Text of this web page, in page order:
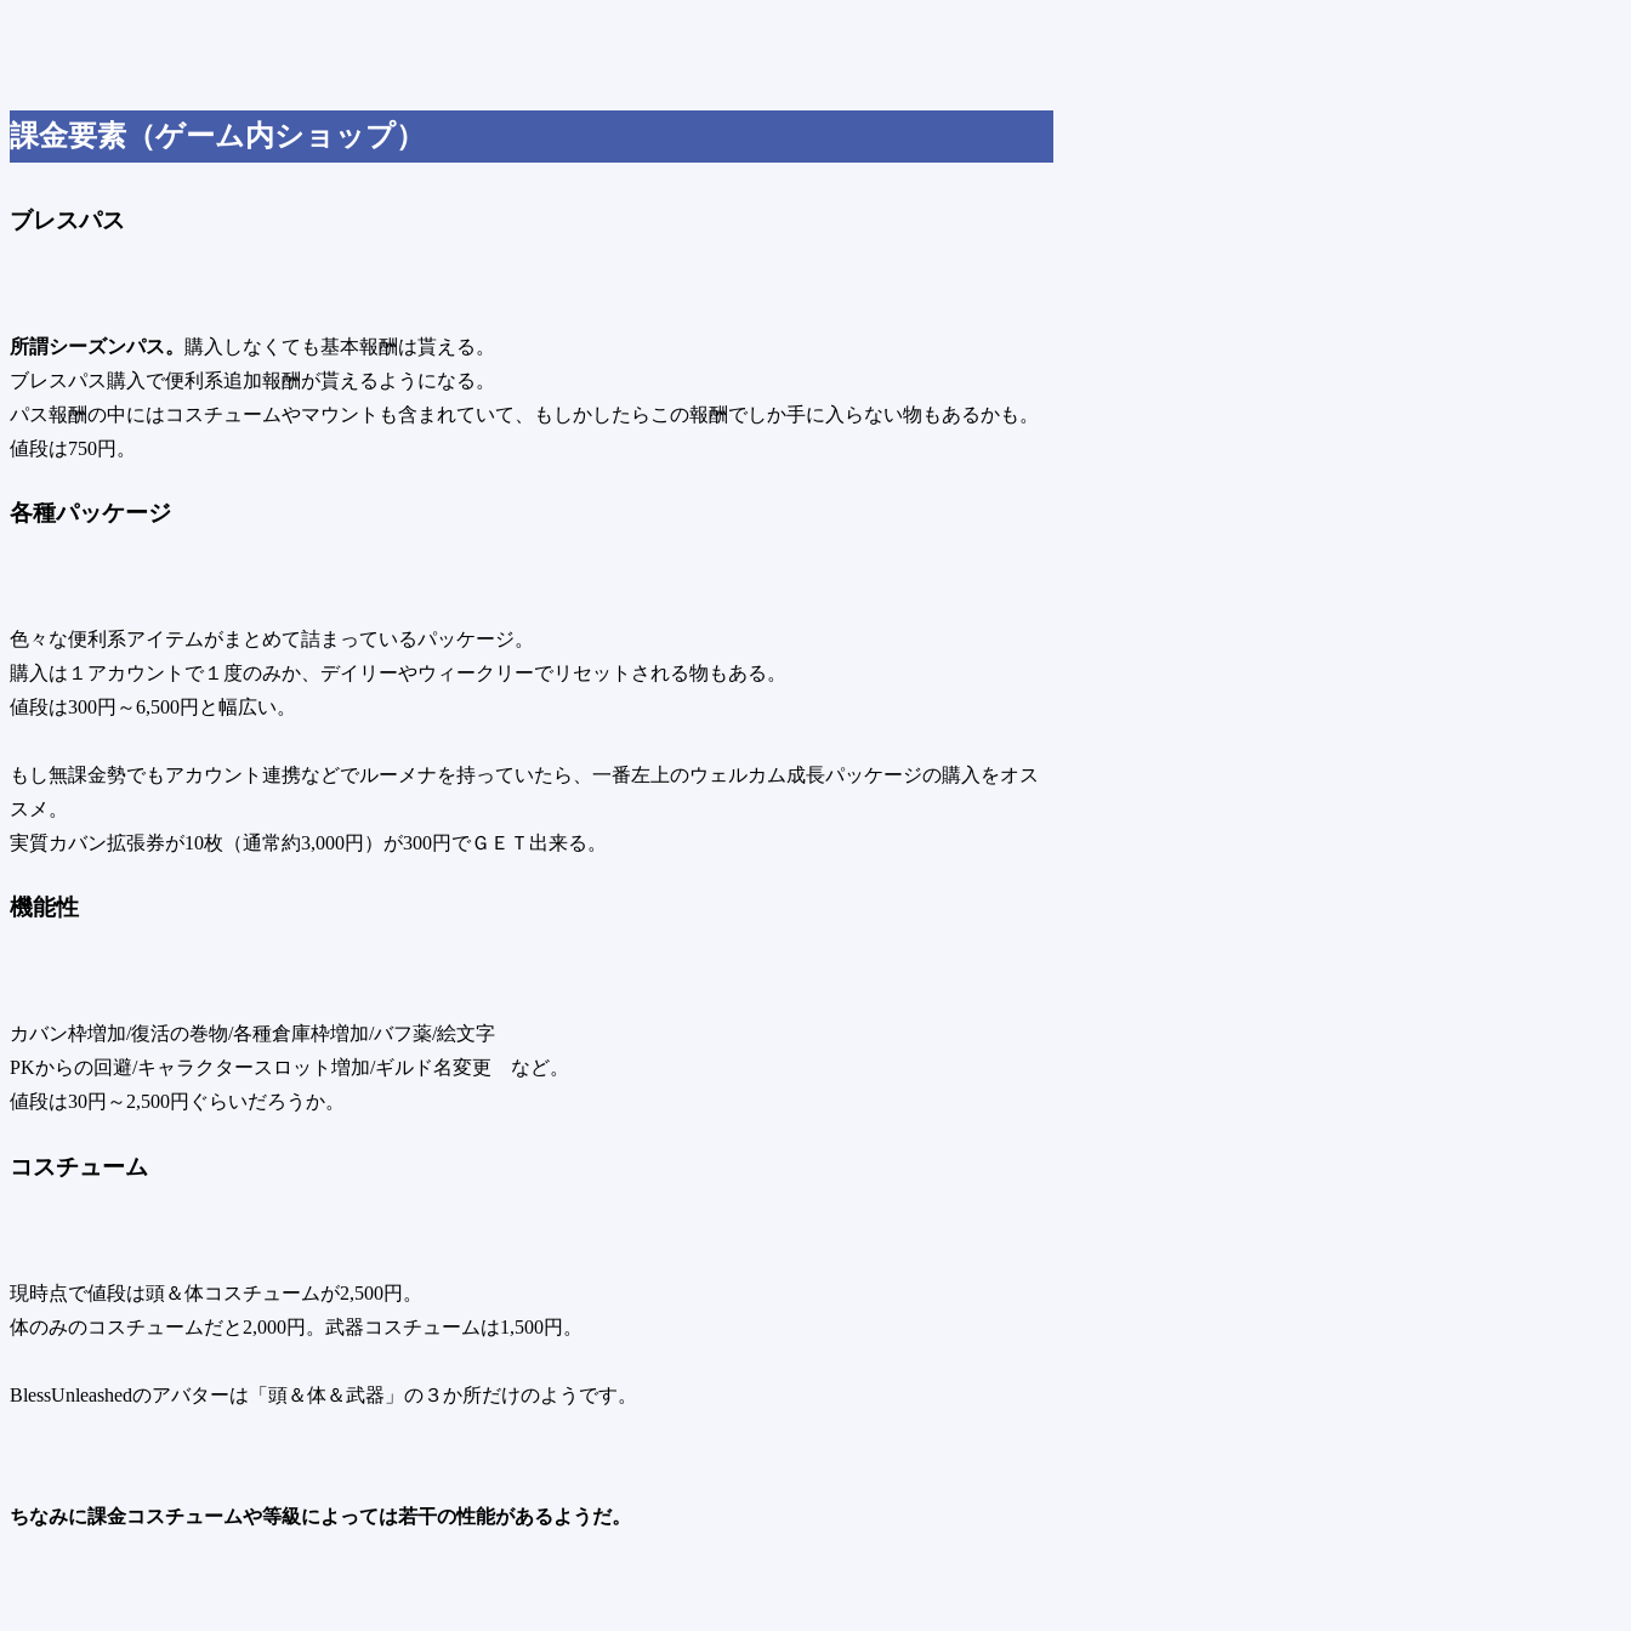
課金要素（ゲーム内ショップ）
ブレスパス
所謂シーズンパス。 購入しなくても基本報酬は貰える。
ブレスパス購入で便利系追加報酬が貰えるようになる。
パス報酬の中にはコスチュームやマウントも含まれていて、もしかしたらこの報酬でしか手に入らない物もあるかも。
値段は750円。
各種パッケージ
色々な便利系アイテムがまとめて詰まっているパッケージ。
購入は１アカウントで１度のみか、デイリーやウィークリーでリセットされる物もある。
値段は300円～6,500円と幅広い。
もし無課金勢でもアカウント連携などでルーメナを持っていたら、一番左上のウェルカム成長パッケージの購入をオス
スメ。
実質カバン拡張券が10枚（通常約3,000円）が300円でＧＥＴ出来る。
機能性
カバン枠増加/復活の巻物/各種倉庫枠増加/バフ薬/絵文字
PKからの回避/キャラクタースロット増加/ギルド名変更 など。
値段は30円～2,500円ぐらいだろうか。
コスチューム
現時点で値段は頭＆体コスチュームが2,500円。
体のみのコスチュームだと2,000円。武器コスチュームは1,500円。
BlessUnleashedのアバターは「頭＆体＆武器」の３か所だけのようです。
ちなみに課金コスチュームや等級によっては若干の性能があるようだ。